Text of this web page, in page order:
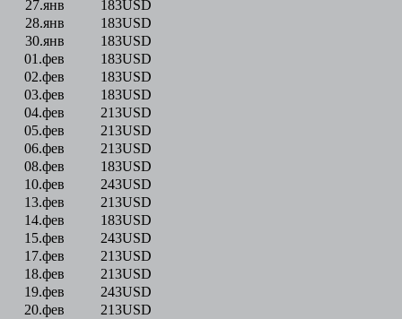
27.янв 183USD
28.янв
183USD
30.янв
183USD
01.фев
183USD
02.фев
183USD
03.фев
183USD
04.фев
213USD
05.фев
213USD
06.фев
213USD
08.фев
183USD
10.фев
243USD
13.фев
213USD
14.фев
183USD
15.фев
243USD
17.фев
213USD
18.фев
213USD
19.фев
243USD
20.фев
213USD